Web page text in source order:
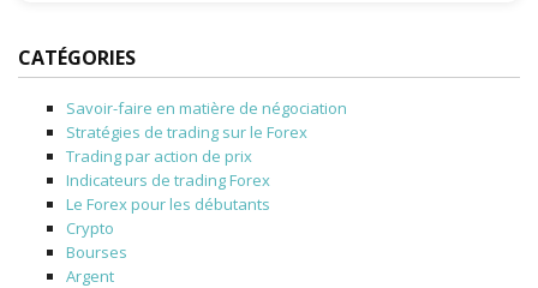
CATÉGORIES
Savoir-faire en matière de négociation
Stratégies de trading sur le Forex
Trading par action de prix
Indicateurs de trading Forex
Le Forex pour les débutants
Crypto
Bourses
Argent